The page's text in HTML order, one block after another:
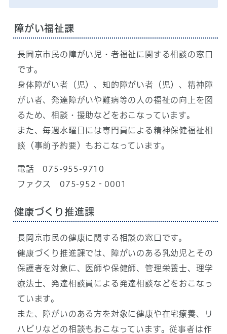
障がい福祉課
長岡京市民の障がい児・者福祉に関する相談の窓口
です。
身体障がい者（児）、知的障がい者（児）、精神障
がい者、発達障がいや難病等の人の福祉の向上を図
るため、相談・援助などをおこなっています。
また、毎週水曜日には専門員による精神保健福祉相
談（事前予約要）もおこなっています。
電話 075-955-9710
ファクス 075-952‐0001
健康づくり推進課
長岡京市民の健康に関する相談の窓口です。
健康づくり推進課では、障がいのある乳幼児とその
保護者を対象に、医師や保健師、管理栄養士、理学
療法士、発達相談員による発達相談などをおこなっ
ています。
また、障がいのある方を対象に健康や在宅療養、リ
ハビリなどの相談もおこなっています。従事者は作